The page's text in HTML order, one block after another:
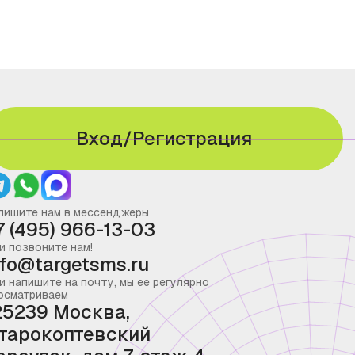
Вход/Регистрация
нам в мессенджеры
(495) 966-13-03
позвоните нам!
напишите на почту, мы ее регулярно
Москва,